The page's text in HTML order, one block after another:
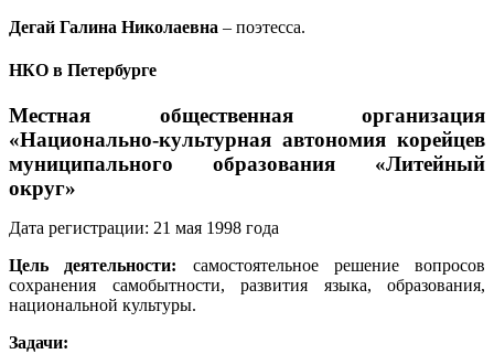
Дегай Галина Николаевна – поэтесса.
НКО в Петербурге
Местная общественная организация
«Национально-культурная автономия корейцев
муниципального образования «Литейный
округ»
Дата регистрации: 21 мая 1998 года
Цель деятельности: самостоятельное решение вопросов
сохранения самобытности, развития языка, образования,
национальной культуры.
Задачи: